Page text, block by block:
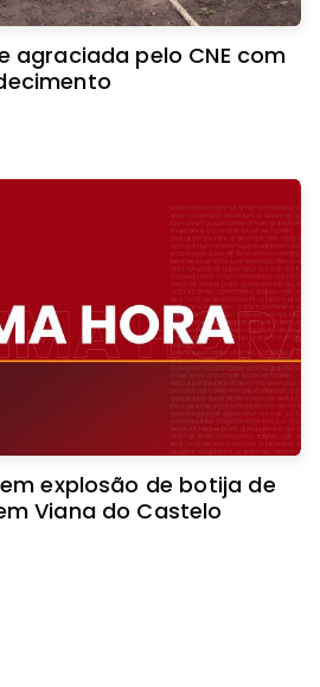
pelo CNE com
explosão de botija de
Viana do Castelo